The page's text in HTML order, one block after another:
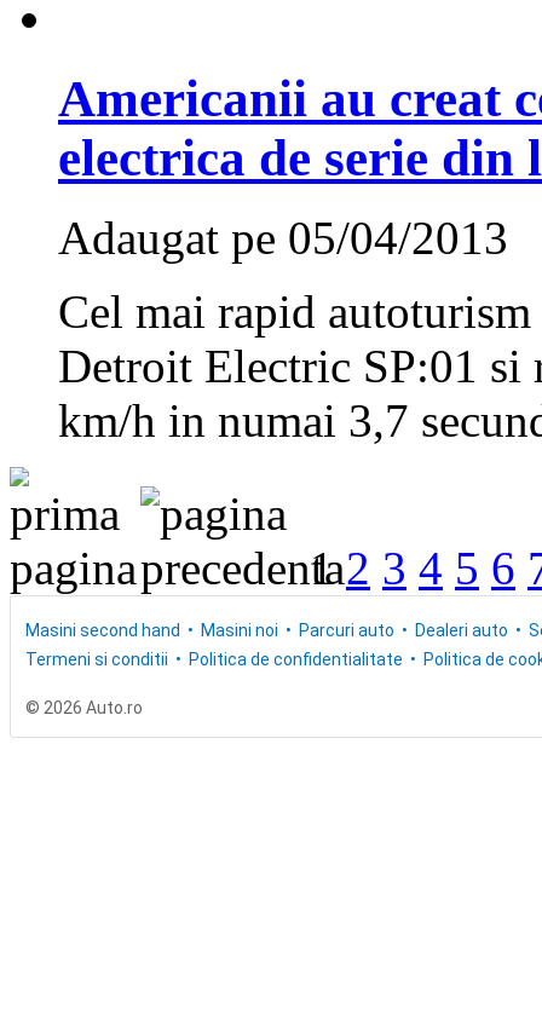
Americanii au creat
electrica de serie din
Adaugat pe 05/04/2013
Cel mai rapid autoturism
Detroit Electric SP:01 si
km/h in numai 3,7
1 2 3 4 5 6
Masini second hand Masini noi Parcuri auto Dealeri auto
Termeni si conditii
Politica de confidentialitate Politica de
© 2026 Auto.ro